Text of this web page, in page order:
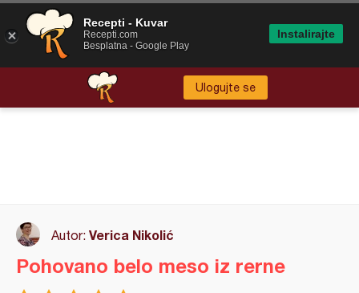
Ulogujte se
Autor: Verica Nikolić
Pohovano belo meso iz rerne
Recepti - Kuvar
Recepti.com
Besplatna - Google Play
Instalirajte